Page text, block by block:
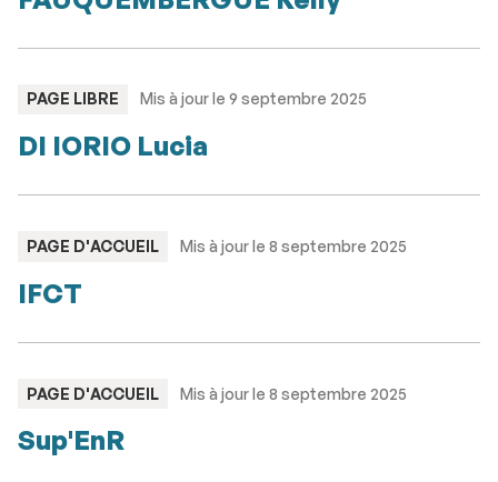
TYPE
PAGE LIBRE Mis à jour le 9 septembre 2025
DI IORIO Lucia
TYPE
PAGE D'ACCUEIL Mis à jour le 8 septembre 2025
IFCT
TYPE
PAGE D'ACCUEIL Mis à jour le 8 septembre 2025
Sup'EnR